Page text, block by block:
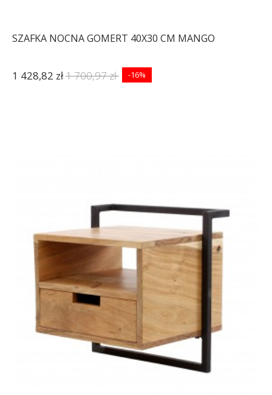
SZAFKA NOCNA GOMERT 40X30 CM MANGO
1 428,82 zł1 700,97 zł -16%